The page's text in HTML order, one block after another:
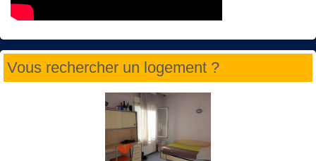
Vous rechercher un logement ?